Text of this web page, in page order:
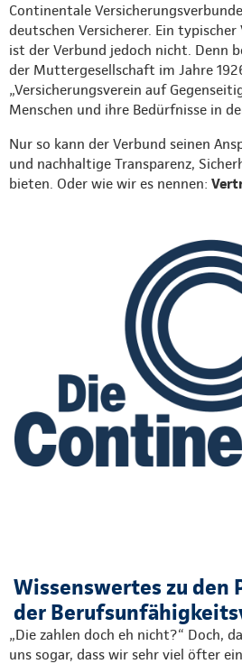
Continentale
deutschen Versicherer. Ein typischer
ist der Verbund jedoch nicht. Denn
der Muttergesellschaft im Jahre
„Versicherungsverein auf
Menschen und ihre Bedürfnisse in
Nur so kann der Verbund seinen
und nachhaltige Transparenz,
bieten. Oder wie wir es nennen:
Wissenswertes zu den
der
„Die zahlen doch eh nicht?“ Doch,
uns sogar, dass wir sehr viel öfter